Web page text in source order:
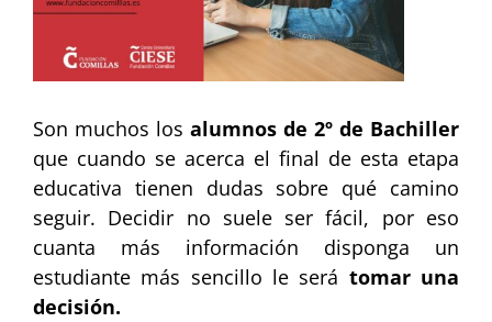
Son muchos los alumnos de 2º de Bachiller
que cuando se acerca el final de esta etapa
educativa tienen dudas sobre qué camino
seguir. Decidir no suele ser fácil, por eso
cuanta más información disponga un
estudiante más sencillo le será tomar una
decisión.